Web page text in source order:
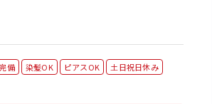
備 染髪OK ピアスOK
土日祝日休み